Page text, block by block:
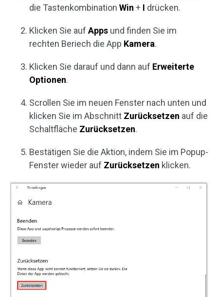
die Tastenkombination Win + I drücken.
Klicken Sie auf Apps und finden Sie im
rechten Beriech die App Kamera.
Klicken Sie darauf und dann auf Erweiterte
Optionen.
Scrollen Sie im neuen Fenster nach unten und
klicken Sie im Abschnitt Zurücksetzen auf die
Schaltfläche Zurücksetzen.
Bestätigen Sie die Aktion, indem Sie im Popup-
Fenster wieder auf Zurücksetzen klicken.